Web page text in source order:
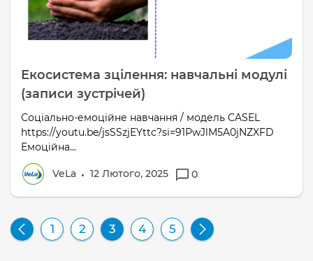
Екосистема зцілення: навчальні модулі
(записи зустрічей)
Соціально-емоційне навчання / модель CASEL
https://youtu.be/jsSSzjEYttc?si=91PwJlM5A0jNZXFD
Емоційна...
VeLa 12 Лютого, 2025 0
1 2 3 4 5